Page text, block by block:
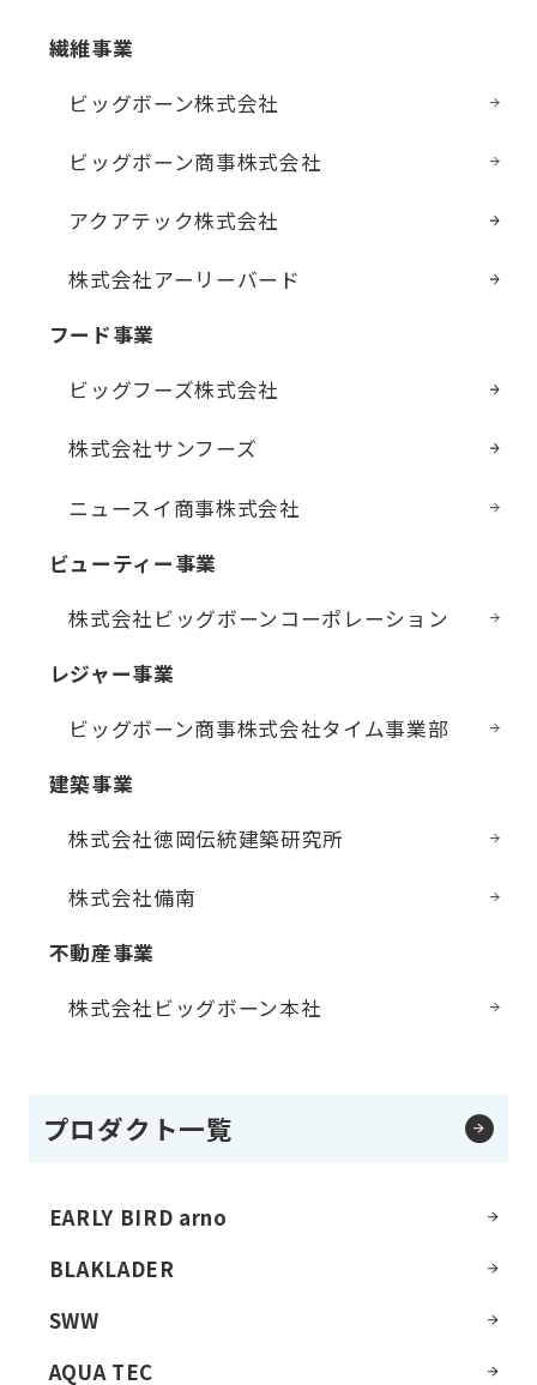
繊維事業
ビッグボーン株式会社
ビッグボーン商事株式会社
アクアテック株式会社
株式会社アーリーバード
フード事業
ビッグフーズ株式会社
株式会社サンフーズ
ニュースイ商事株式会社
ビューティー事業
株式会社ビッグボーン コーポレーション
レジャー事業
ビッグボーン商事株式会社タイム事業部
建築事業
株式会社徳岡伝統建築研究所
株式会社備南
不動産事業
株式会社ビッグボーン本社
プロダクト一覧
EARLY BIRD arno
BLAKLADER
SWW
AQUA TEC